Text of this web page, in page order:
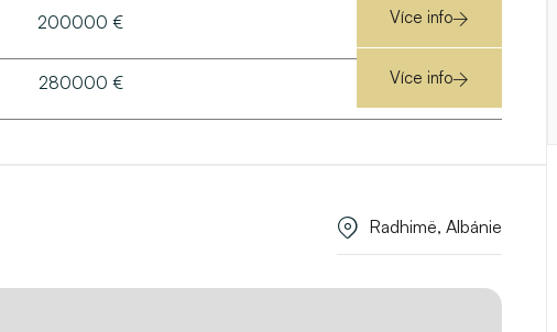
200000 € Více info
280000 € Více info
Radhimë, Albánie